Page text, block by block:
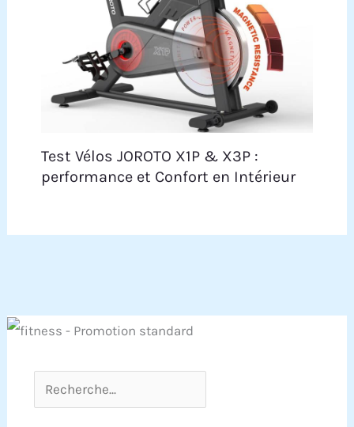
Test Vélos JOROTO X1P & X3P :
performance et Confort en Intérieur